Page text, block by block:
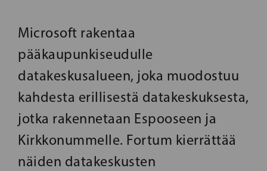
Microsoft rakentaa
pääkaupunkiseudulle
datakeskusalueen, joka muodostuu
kahdesta erillisestä datakeskuksesta,
jotka rakennetaan Espooseen ja
Kirkkonummelle. Fortum kierrättää
näiden datakeskusten